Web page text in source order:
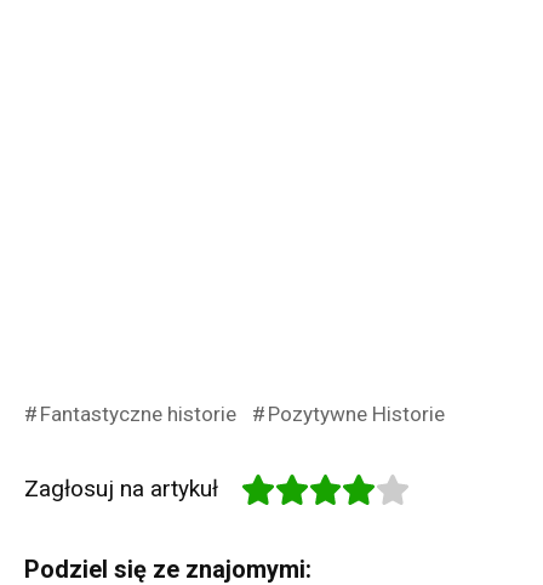
Fantastyczne historie Pozytywne Historie
Zagłosuj na artykuł
Podziel się ze znajomymi: